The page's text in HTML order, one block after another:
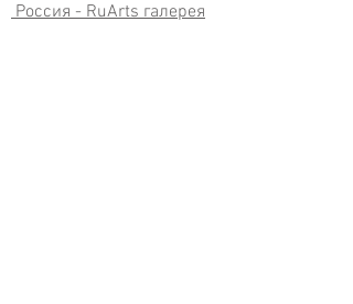
Россия - RuArts галерея